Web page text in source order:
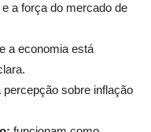
a força do mercado de
a economia está
percepção sobre inflação